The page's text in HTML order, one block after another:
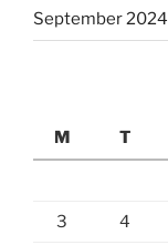
September 2024
M
T
3 4